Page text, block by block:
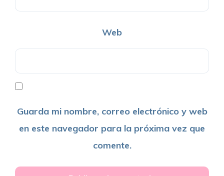
Web
Guarda mi nombre, correo electrónico y web
en este navegador para la próxima vez que
comente.